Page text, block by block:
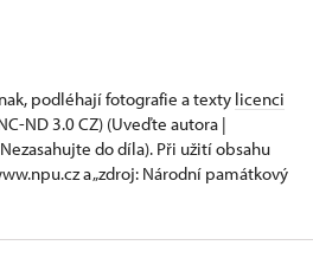
podléhají fotografie a texty licenci
ND 3.0 CZ) (Uveďte autora |
do díla). Při užití obsahu
a „zdroj: Národní památkový